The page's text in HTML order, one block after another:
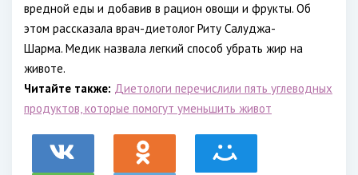
вредной еды и добавив в рацион овощи и фрукты. Об
этом рассказала врач-диетолог Риту Салуджа-
Шарма. Медик назвала легкий способ убрать жир на
животе.
Читайте также: Диетологи перечислили пять углеводных
продуктов, которые помогут уменьшить живот